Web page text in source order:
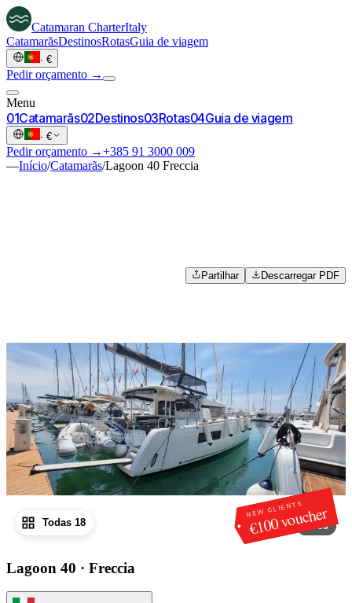
Catamaran CharterItaly
CatamarãsDestinosRotasGuia de viagem
· €
Pedir orçamento →
Menu
01Catamarãs02Destinos03Rotas04Guia de viagem
· €
Pedir orçamento →+385 91 3000 009
—Início/Catamarãs/Lagoon 40 Freccia
Partilhar Descarregar PDF
NEW CLIENTS
€100 voucher
1/18
Todas 18
Lagoon 40 · Freccia